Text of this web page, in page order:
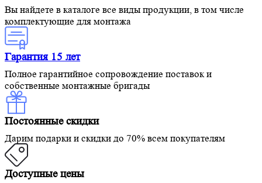
Вы найдете в каталоге все виды продукции, в том числе
комплектующие для монтажа
Гарантия 15 лет
Полное гарантийное сопровождение поставок и
собственные монтажные бригады
Постоянные скидки
Дарим подарки и скидки до 70% всем покупателям
Доступные цены